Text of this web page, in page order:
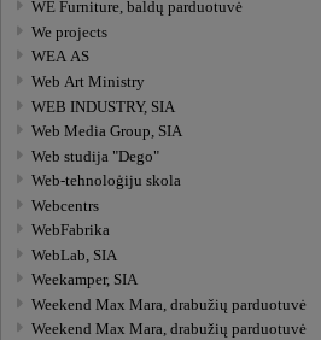
WE Furniture, baldų parduotuvė
We projects
WEA AS
Web Art Ministry
WEB INDUSTRY, SIA
Web Media Group, SIA
Web studija "Dego"
Web-tehnoloģiju skola
Webcentrs
WebFabrika
WebLab, SIA
Weekamper, SIA
Weekend Max Mara, drabužių parduotuvė
Weekend Max Mara, drabužių parduotuvė